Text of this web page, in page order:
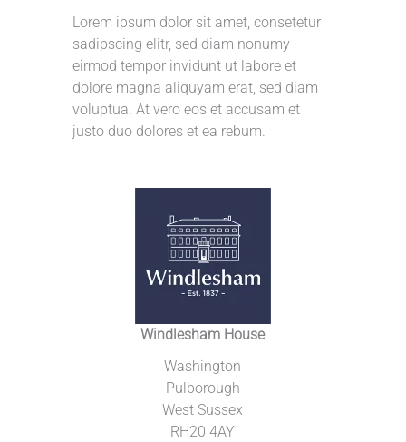
Lorem ipsum dolor sit amet, consetetur
sadipscing elitr, sed diam nonumy
eirmod tempor invidunt ut labore et
dolore magna aliquyam erat, sed diam
voluptua. At vero eos et accusam et
justo duo dolores et ea rebum.
Windlesham House
Washington
Pulborough
West Sussex
RH20 4AY